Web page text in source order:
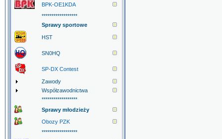
BPK-OE1KDA
******************
Sprawy sportowe
HST
SN0HQ
SP-DX Contest
Zawody
Współzawodnictwa
******************
Sprawy młodzieży
Obozy PZK
******************